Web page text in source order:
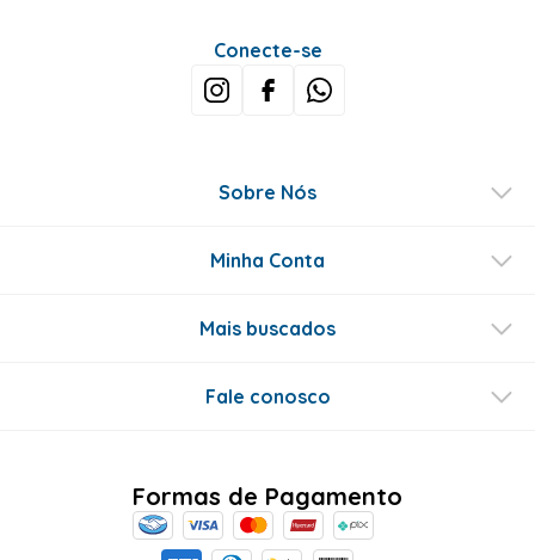
Conecte-se
Sobre Nós
Minha Conta
Mais buscados
Fale conosco
Formas de Pagamento